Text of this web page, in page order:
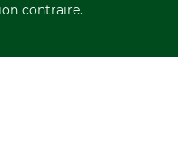
contraire.